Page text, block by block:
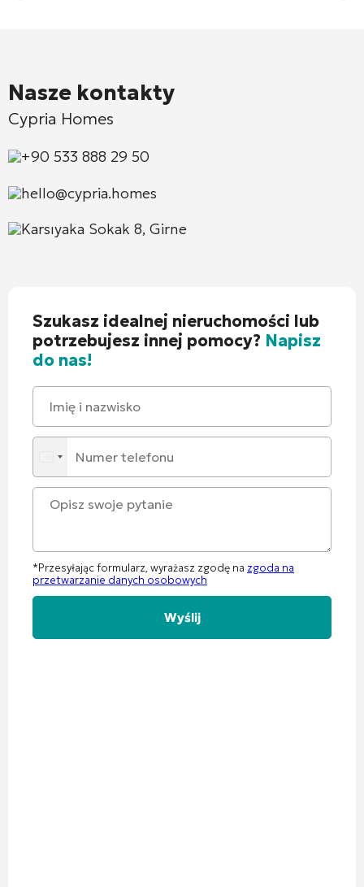
Nasze kontakty
Cypria Homes
+90 533 888 29 50
hello@cypria.homes
Karsıyaka Sokak 8, Girne
Szukasz idealnej nieruchomości lub
potrzebujesz innej pomocy? Napisz
do nas!
*Przesyłając formularz, wyrażasz zgodę na zgoda na
przetwarzanie danych osobowych